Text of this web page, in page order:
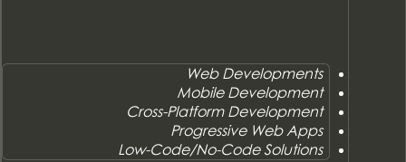
Web Developments
Mobile Development
Cross-Platform Development
Progressive Web Apps
Low-Code/No-Code Solutions